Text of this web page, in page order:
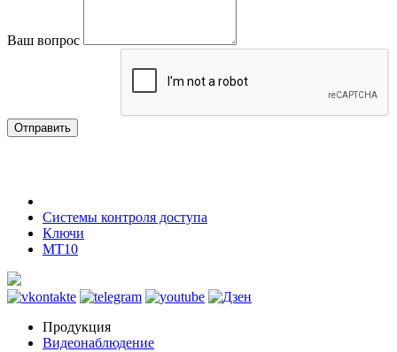
Ваш вопрос
Отправить
Системы контроля доступа
Ключи
MT10
Продукция
Видеонаблюдение